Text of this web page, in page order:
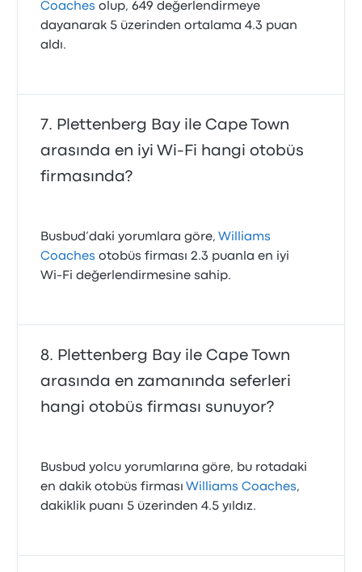
Coaches olup, 649 değerlendirmeye
dayanarak 5 üzerinden ortalama 4.3 puan
aldı.
Plettenberg Bay ile Cape Town
arasında en iyi Wi-Fi hangi otobüs
firmasında?
Busbud’daki yorumlara göre,Williams
Coaches otobüs firması 2.3 puanla en iyi
Wi‑Fi değerlendirmesine sahip.
Plettenberg Bay ile Cape Town
arasında en zamanında seferleri
hangi otobüs firması sunuyor?
Busbud yolcu yorumlarına göre, bu rotadaki
en dakik otobüs firmasıWilliams Coaches,
dakiklik puanı 5 üzerinden 4.5 yıldız.